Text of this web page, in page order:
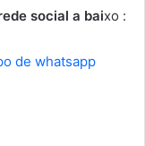
social a baixo :
de whatsapp